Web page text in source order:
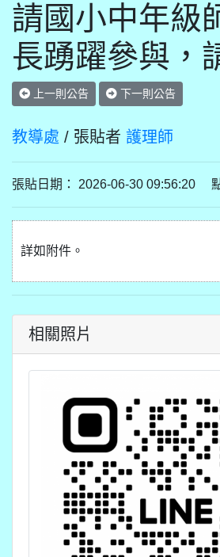
請國小中年級
長踴躍參與，
上一則公告 下一則公告
教導處 / 張貼者 護理師
張貼日期： 2026-06-30 09:56:20
詳如附件。
相關照片